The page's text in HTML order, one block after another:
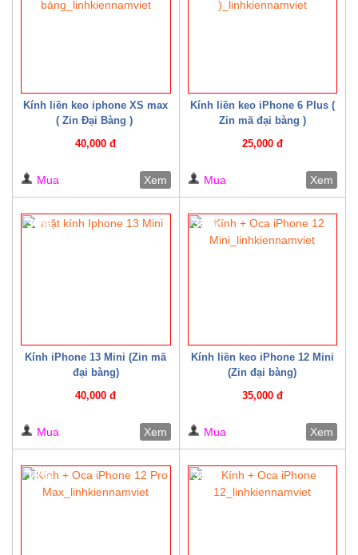
Kính liền keo iphone XS max
( Zin Đại Bàng )
40,000 đ
Mua Xem
Kính liền keo iPhone 6 Plus (
Zin mã đại bàng )
25,000 đ
Mua Xem
Kính iPhone 13 Mini (Zin mã
đại bàng)
40,000 đ
30%
Mua Xem
Kính liền keo iPhone 12 Mini
(Zin đại bàng)
35,000 đ
33%
Mua Xem
12% 33%